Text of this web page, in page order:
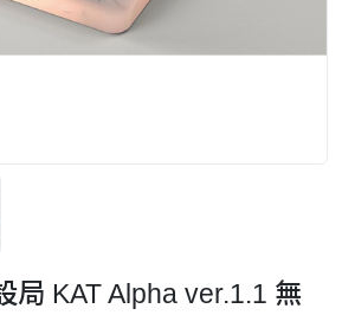
局 KAT Alpha ver.1.1 無